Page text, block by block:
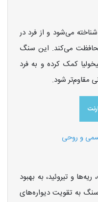
می‌شود و از فرد در
می‌کند. این سنگ
کمک کرده و به فرد
مقاوم‌تر شود.
و روحی
و تیروئید، به بهبود
به تقویت دیواره‌های